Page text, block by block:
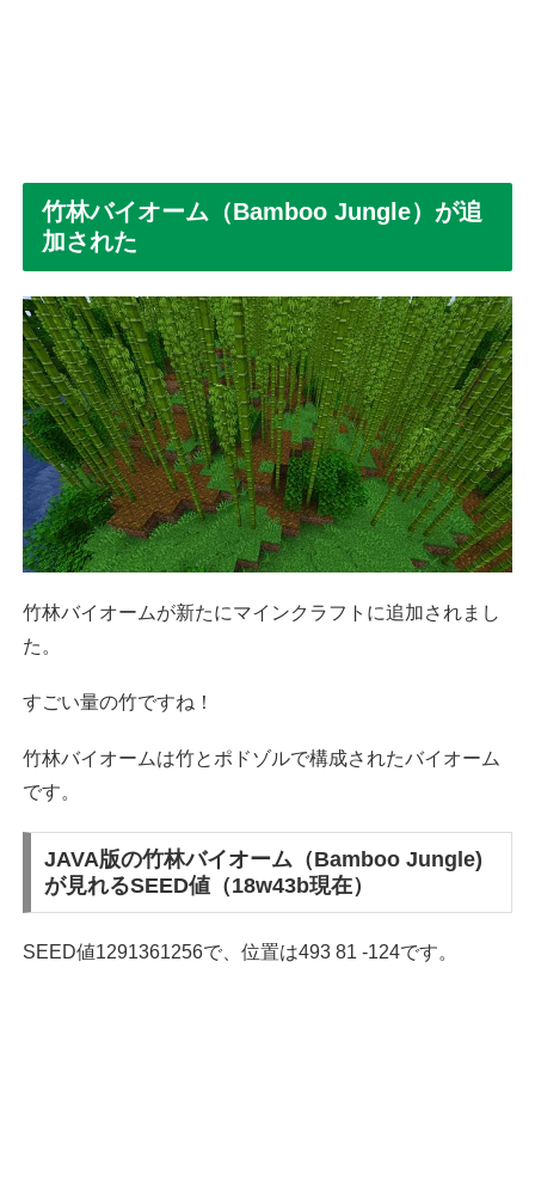
竹林バイオーム（Bamboo Jungle）が追
加された
竹林バイオームが新たにマインクラフトに追加されまし
た。
すごい量の竹ですね！
竹林バイオームは竹とポドゾルで構成されたバイオーム
です。
JAVA版の竹林バイオーム（Bamboo Jungle)
が見れるSEED値（18w43b現在）
SEED値1291361256で、位置は493 81 -124です。